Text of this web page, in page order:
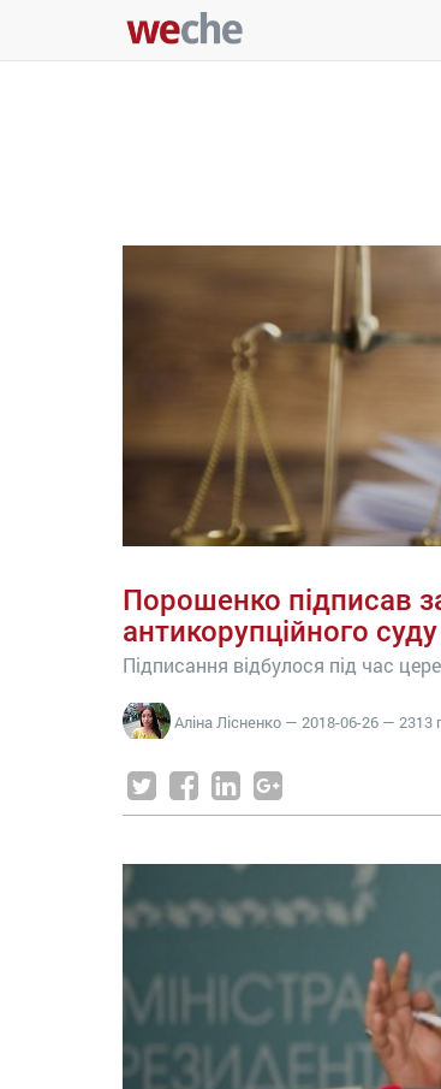
Порошенко підписав
антикорупційного суду
Підписання відбулося під час
Аліна Лісненко — 2018-06-26 — 2313